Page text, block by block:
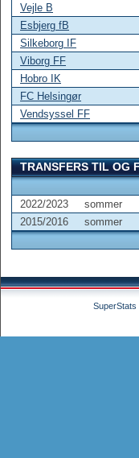
Vejle B
Esbjerg fB
Silkeborg IF
Viborg FF
Hobro IK
FC Helsingør
Vendsyssel FF
TRANSFERS TIL OG
2022/2023 sommer
2015/2016
sommer
SuperStats